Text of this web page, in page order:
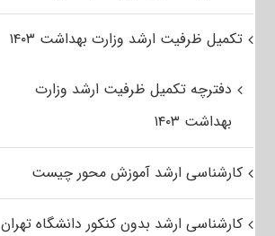
تکمیل ظرفیت ارشد وزارت بهداشت ۱۴۰۳
دفترچه تکمیل ظرفیت ارشد وزارت
بهداشت ۱۴۰۳
کارشناسی ارشد آموزش محور چیست
کارشناسی ارشد بدون کنکور دانشگاه تهران